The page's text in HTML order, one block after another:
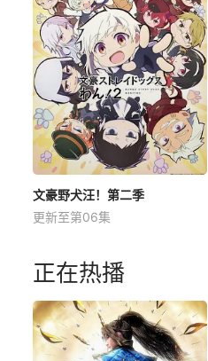
文豪野犬汪！第二季
更新至第06集
正在热播